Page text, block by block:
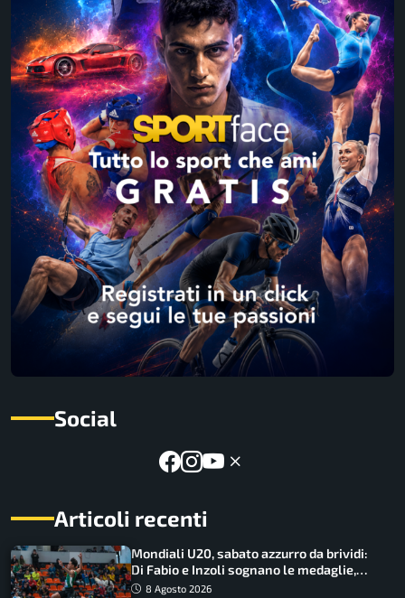
Social
Articoli recenti
Mondiali U20, sabato azzurro da brividi:
Di Fabio e Inzoli sognano le medaglie,
Castellani e Succo in finale
8 Agosto 2026